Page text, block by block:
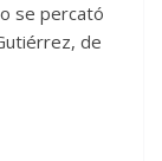
se percató
de